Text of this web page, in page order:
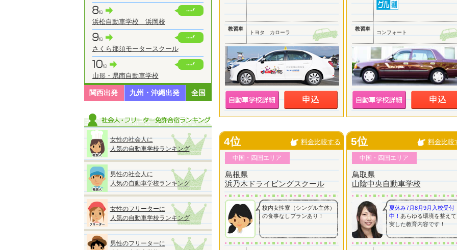
浜松自動車学校 浜岡校
さくら那須モータースクール
山形・県南自動車学校
関西出発 九州・沖縄出発 全国
女性の社会人に
人気の自動車学校ランキング
男性の社会人に
人気の自動車学校ランキング
女性のフリーターに
人気の自動車学校ランキング
男性のフリーターに
教習車
トヨタ カローラ
教習車
コンフォート
4位 料金比較する
中国・四国エリア
島根県
浜乃木ドライビングスクール
校内女性寮（シングル主体）
の食事なしプランあり！
5位 料金比較
中国・四国エリア
鳥取県
山陰中央自動車学校
夏休み7月8月9月入校受付
中！ あらゆる環境を整え
実した教育内容です！